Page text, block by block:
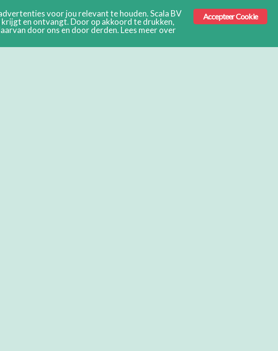
Accepteer Cookie
voor jou relevant te houden. Scala BV
en ontvangt. Door op akkoord te drukken,
door ons en door derden. Lees meer over